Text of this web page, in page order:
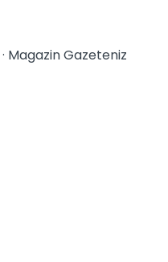
· Magazin Gazeteniz